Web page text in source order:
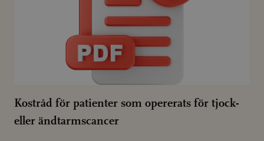
Kostråd för patienter som opererats för tjock-
eller ändtarmscancer